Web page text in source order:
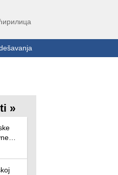
»
je u